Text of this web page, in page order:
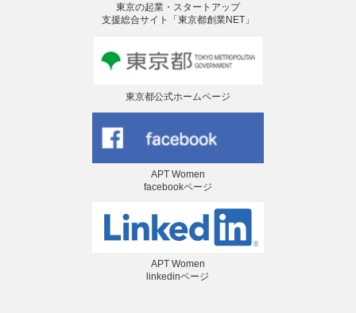
東京の起業・スタートアップ
支援総合サイト「東京都創業NET」
東京都公式ホームページ
APT Women
facebookページ
APT Women
linkedinページ